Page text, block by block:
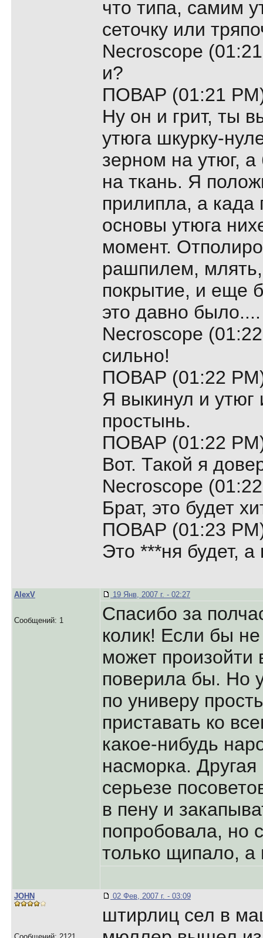
что типа, самим
сеточку или
Necroscope
и?
ПОВАР (01:21
Ну он и грит, ты
утюга шкурку-
зерном на утюг,
на ткань. Я
прилипла, а када
основы утюга
момент.
рашпилем,
покрытие, и еще
это давно было....
Necroscope
сильно!
ПОВАР (01:22
Я выкинул и
простынь.
ПОВАР (01:22
Вот. Такой я
Necroscope
Брат, это будет
ПОВАР (01:23
Это ***ня будет, а
AlexV
Сообщений: 1
19 Янв, 2007 г. - 02:27
Спасибо за
колик! Если бы
может произойти
поверила бы. Но
по универу
приставать ко
какое-нибудь
насморка.
серьезе
в пену и
попробовала, но
только щипало,
JOHN 02 Фев, 2007 г. - 03:09
штирлиц сел в